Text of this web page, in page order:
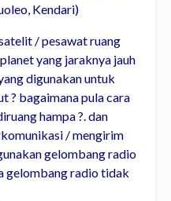
Kendari)
/ pesawat ruang
yang jaraknya jauh
digunakan untuk
? bagaimana pula cara
hampa ?. dan
/ mengirim
gelombang radio
gelombang radio tidak